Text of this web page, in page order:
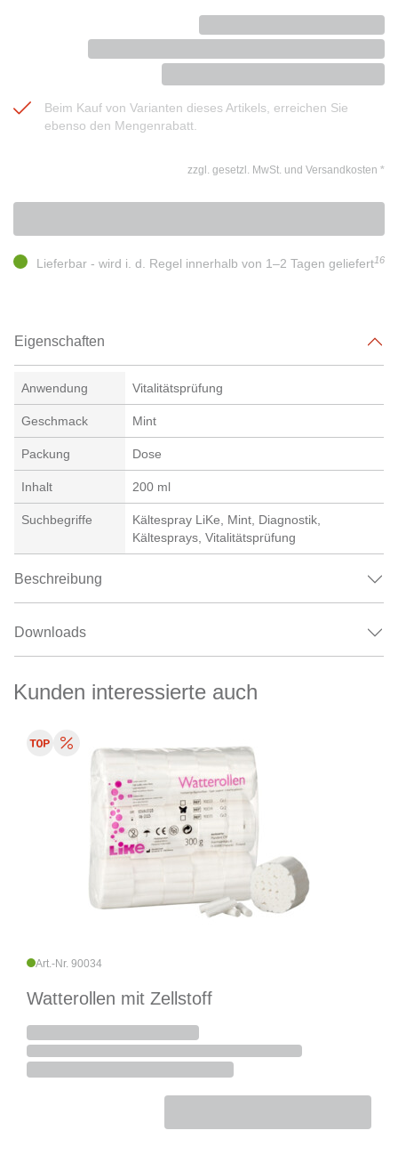
Beim Kauf von Varianten dieses Artikels, erreichen Sie
ebenso den Mengenrabatt.
zzgl. gesetzl. MwSt. und Versandkosten *
Lieferbar - wird i. d. Regel innerhalb von 1–2 Tagen geliefert16
Eigenschaften
Anwendung Vitalitätsprüfung
Geschmack Mint
Packung Dose
Inhalt 200 ml
Suchbegriffe
Kältespray LiKe, Mint, Diagnostik,
Kältesprays, Vitalitätsprüfung
Beschreibung
Downloads
Kunden interessierte auch
Art.-Nr. 90034
Watterollen mit Zellstoff